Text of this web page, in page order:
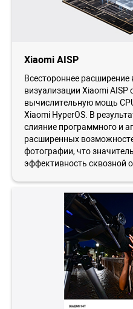
Xiaomi AISP
Всестороннее
визуализации Xiaomi AISP
вычислительную мощь
Xiaomi HyperOS. В
слияние программного и
расширенных
фотографии, что
эффективность сквозной